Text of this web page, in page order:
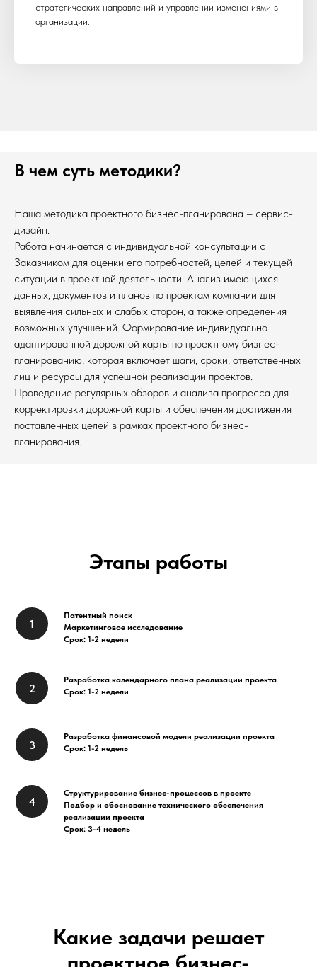
стратегических направлений и управлении изменениями в
организации.
В чем суть методики?
Наша методика проектного бизнес-планирована – сервис-
дизайн.
Работа начинается с индивидуальной консультации с
Заказчиком для оценки его потребностей, целей и текущей
ситуации в проектной деятельности. Анализ имеющихся
данных, документов и планов по проектам компании для
выявления сильных и слабых сторон, а также определения
возможных улучшений. Формирование индивидуально
адаптированной дорожной карты по проектному бизнес-
планированию, которая включает шаги, сроки, ответственных
лиц и ресурсы для успешной реализации проектов.
Проведение регулярных обзоров и анализа прогресса для
корректировки дорожной карты и обеспечения достижения
поставленных целей в рамках проектного бизнес-
планирования.
Этапы работы
Патентный поиск
Маркетинговое исследование
Срок: 1-2 недели
Разработка календарного плана реализации проекта
Срок: 1-2 недели
Разработка финансовой модели реализации проекта
Срок: 1-2 недель
Структурирование бизнес-процессов в проекте
Подбор и обоснование технического обеспечения
реализации проекта
Срок: 3-4 недель
Какие задачи решает